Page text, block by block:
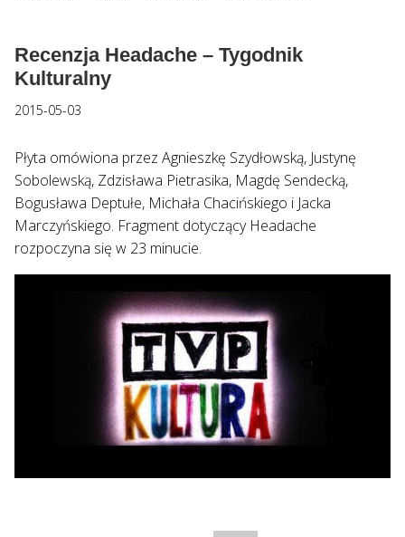
Recenzja Headache – Tygodnik
Kulturalny
2015-05-03
Płyta omówiona przez Agnieszkę Szydłowską, Justynę
Sobolewską, Zdzisława Pietrasika, Magdę Sendecką,
Bogusława Deptułe, Michała Chacińskiego i Jacka
Marczyńskiego. Fragment dotyczący Headache
rozpoczyna się w 23 minucie.